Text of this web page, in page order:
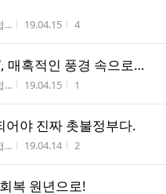
... 작성시간
19.04.15 조회수
4
매혹적인 풍경 속으로…
... 작성시간
19.04.15 조회수
1
야 진짜 촛불정부다.
... 작성시간
19.04.14 조회수
2
복 원년으로!